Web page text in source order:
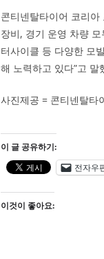
콘티넨탈타이어 코리
장비, 경기 운영 차량
터사이클 등 다양한 모
해 노력하고 있다”고 말
사진제공 = 콘티넨탈타
이 글 공유하기:
전자우
이것이 좋아요: